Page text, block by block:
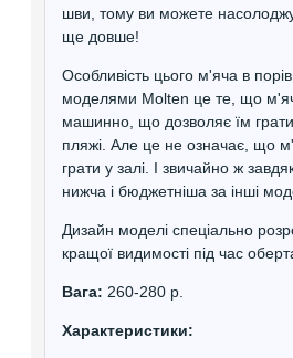
шви, тому ви можете
ще довше!
Особливість цього м'яча в
моделями Molten це те, що
машинно, що дозволяє їм
пляжі. Але це не означає, що
грати у залі. І звичайно ж
нижча і бюджетніша за інші
Дизайн моделі спеціально
кращої видимості під час
Вага: 260-280 р.
Характеристики: